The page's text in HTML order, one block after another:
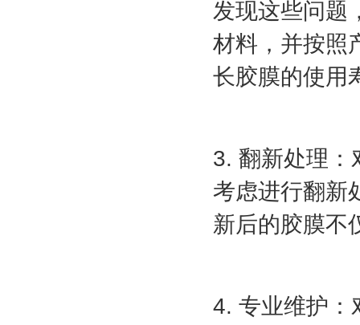
发现这些问题
材料，并按照
长胶膜的使用
3. 翻新处理：
考虑进行翻新
新后的胶膜不
4. 专业维护：